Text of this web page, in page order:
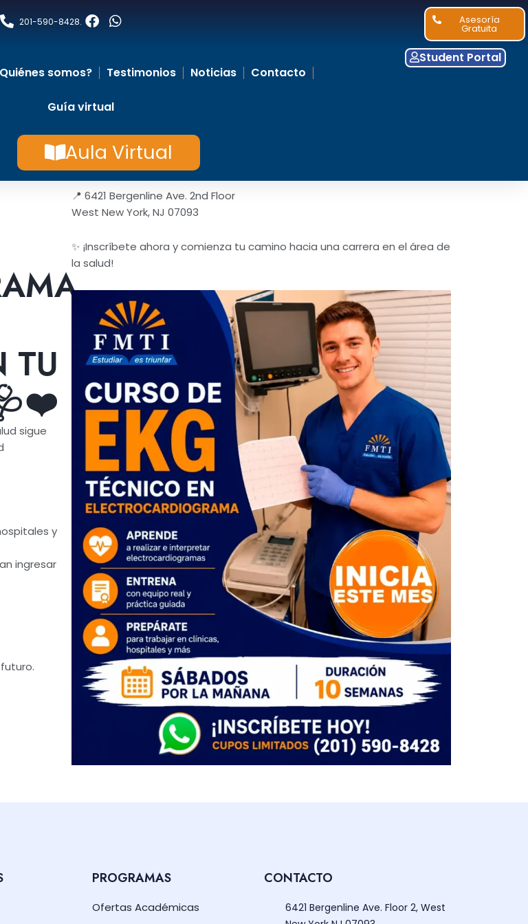
201-590-8428. Asesoría
Gratuita
somos? Testimonios Noticias Contacto
Guía virtual
Aula Virtual
Student Portal
TU
sigue
y
ingresar
📍 6421 Bergenline Ave. 2nd Floor
West New York, NJ 07093
✨ ¡Inscríbete ahora y comienza tu camino hacia una carrera en el área de
la salud!
PROGRAMAS
Ofertas Académicas
CONTACTO
6421 Bergenline Ave. Floor 2, West